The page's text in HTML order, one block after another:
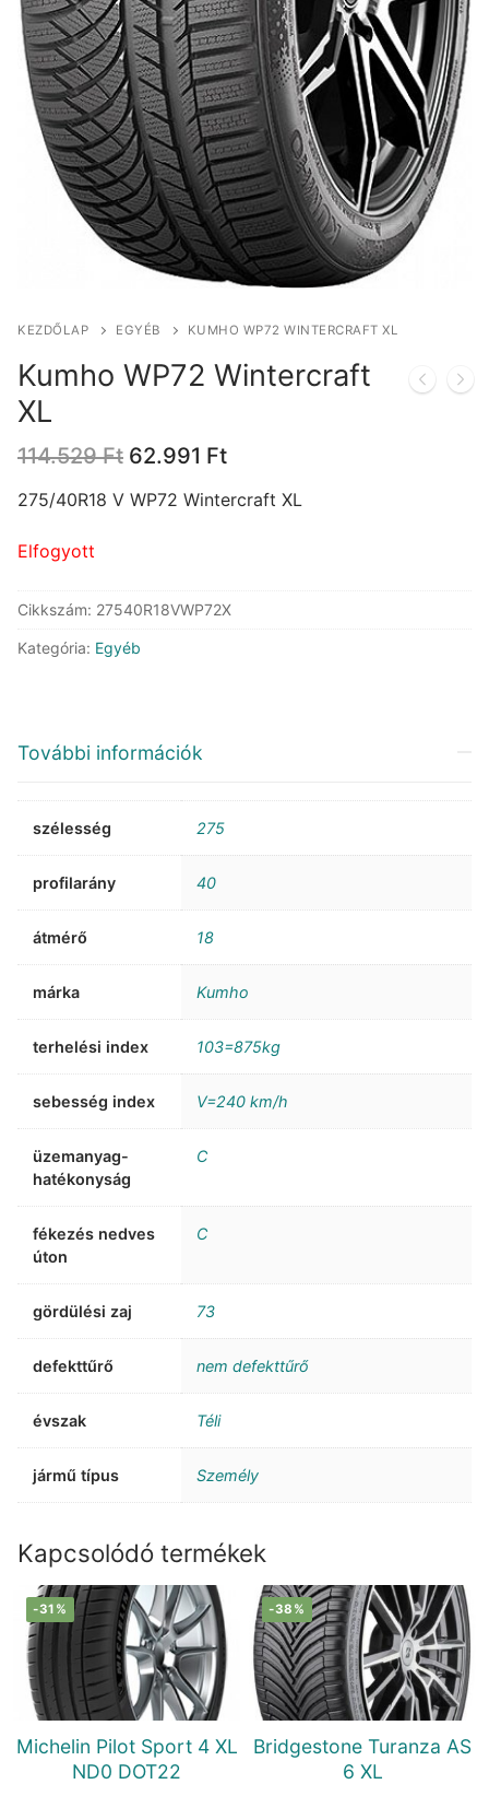
KEZDŐLAP EGYÉB KUMHO WP72 WINTERCRAFT XL
Kumho WP72 Wintercraft
XL
114.529Ft Original
was:
62.991 FtCurrent
is:
275/40R18 V WP72 Wintercraft XL
Elfogyott
Cikkszám: 27540R18VWP72X
Kategória: Egyéb
További információk
szélesség 275
profilarány 40
átmérő 18
márka Kumho
terhelési index 103=875kg
sebesség index V=240 km/h
üzemanyag-
hatékonyság
C
fékezés nedves
úton
C
gördülési zaj 73
defekttűrő nem defekttűrő
évszak Téli
jármű típus Személy
Kapcsolódó termékek
-31%
Michelin Pilot Sport 4 XL
ND0 DOT22
-38%
Bridgestone Turanza AS
6 XL